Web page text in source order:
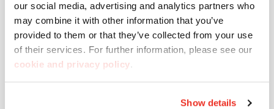
our social media, advertising and analytics partners who
may combine it with other information that you’ve
provided to them or that they’ve collected from your use
of their services. For further information, please see our
cookie and privacy policy.
Show details